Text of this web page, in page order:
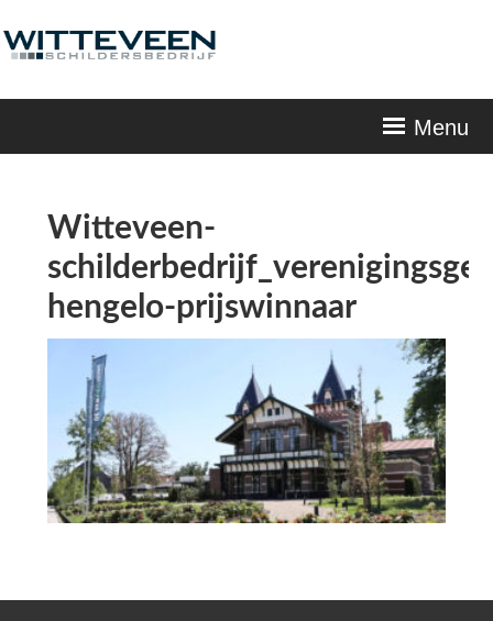
Menu
Witteveen-
hengelo-prijswinnaar